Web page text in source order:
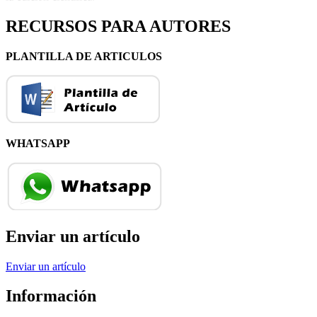
RECURSOS PARA AUTORES
PLANTILLA DE ARTICULOS
WHATSAPP
Enviar un artículo
Enviar un artículo
Información